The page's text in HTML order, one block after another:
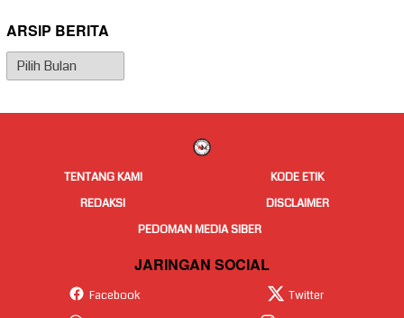
ARSIP BERITA
Arsip
Berita
TENTANG KAMI
KODE ETIK
REDAKSI
DISCLAIMER
PEDOMAN MEDIA SIBER
JARINGAN SOCIAL
Facebook
Twitter